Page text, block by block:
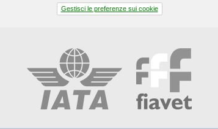
Gestisci le preferenze sui cookie